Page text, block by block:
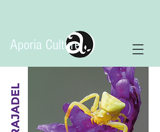
Aporia Culture